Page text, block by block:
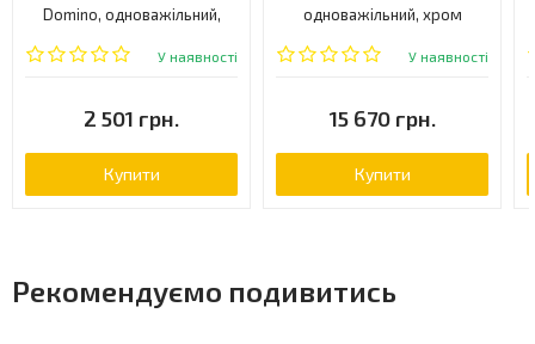
Domino, одноважільний,
хром (971121)
У наявності
2 501 грн.
Купити
одноважільний, хром
(CR45068)
У наявності
15 670 грн.
Купити
Рекомендуємо подивитись